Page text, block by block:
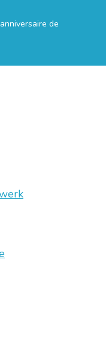
de